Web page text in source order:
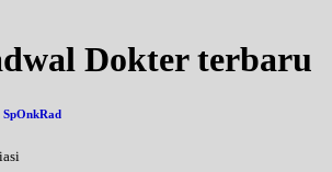
Dokter terbaru